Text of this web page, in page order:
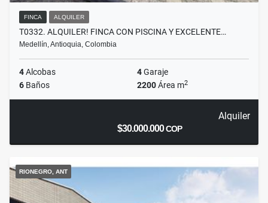
FINCA ALQUILER
T0332. ALQUILER! FINCA CON PISCINA Y EXCELENTE…
Medellín, Antioquia, Colombia
4Alcobas 4Garaje
6 Baños 2200Área m2
Alquiler
$30.000.000COP
RIONEGRO, ANT